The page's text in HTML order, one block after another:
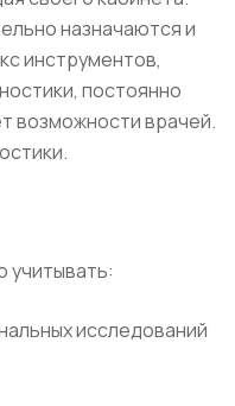
назначаются и
инструментов,
постоянно
возможности врачей.
учитывать:
исследований